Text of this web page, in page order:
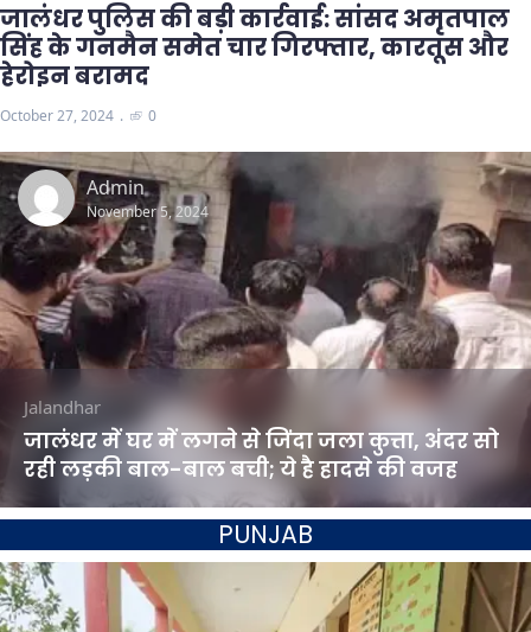
जालंधर पुलिस की बड़ी कार्रवाई: सांसद अमृतपाल
सिंह के गनमैन समेत चार गिरफ्तार, कारतूस और
हेरोइन बरामद
October 27, 2024 0
Admin
November 5, 2024
Jalandhar
जालंधर में घर में लगने से जिंदा जला कुत्ता, अंदर सो
रही लड़की बाल-बाल बची; ये है हादसे की वजह
PUNJAB